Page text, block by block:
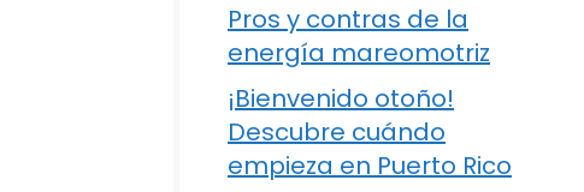
Pros y contras de la
energía mareomotriz
¡Bienvenido otoño!
Descubre cuándo
empieza en Puerto Rico